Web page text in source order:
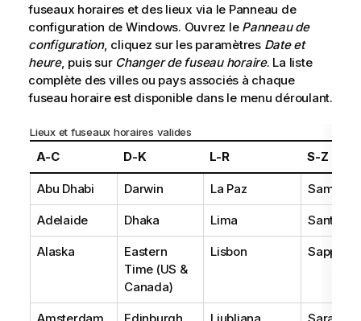
fuseaux horaires et des lieux via le Panneau de
configuration de Windows. Ouvrez le Panneau de
configuration, cliquez sur les paramètres Date et
heure, puis sur Changer de fuseau horaire. La liste
complète des villes ou pays associés à chaque
fuseau horaire est disponible dans le menu déroulant.
Lieux et fuseaux horaires valides
A-C D-K L-R S-Z
Abu Dhabi Darwin La Paz Samoa
Adelaide Dhaka Lima Santiago
Alaska
Eastern
Time (US &
Canada)
Lisbon Sapporo